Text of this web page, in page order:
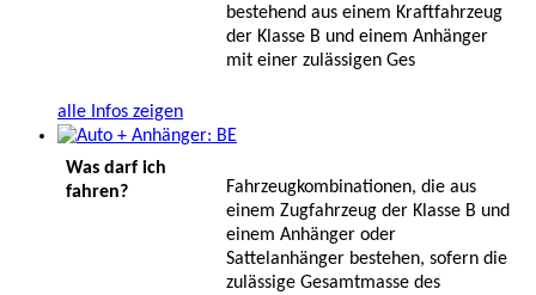
bestehend aus einem Kraftfahrzeug
der Klasse B und einem Anhänger
mit einer zulässigen Ges
alle Infos zeigen
Was darf ich
fahren?
Fahrzeugkombinationen, die aus
einem Zugfahrzeug der Klasse B und
einem Anhänger oder
Sattelanhänger bestehen, sofern die
zulässige Gesamtmasse des